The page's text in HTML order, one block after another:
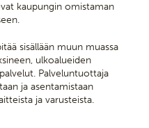
kaupungin omistaman
sisällään muun muassa
ulkoalueiden
Palveluntuottaja
ja asentamistaan
ja varusteista.